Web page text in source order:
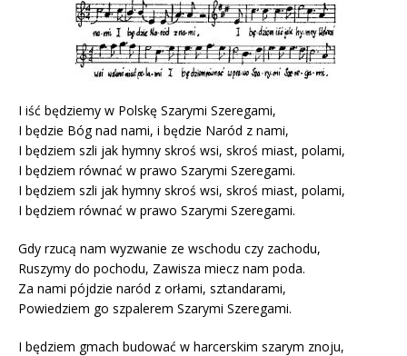
I iść będziemy w Polskę Szarymi Szeregami,
I będzie Bóg nad nami, i będzie Naród z nami,
I będziem szli jak hymny skroś wsi, skroś miast, polami,
I będziem równać w prawo Szarymi Szeregami.
I będziem szli jak hymny skroś wsi, skroś miast, polami,
I będziem równać w prawo Szarymi Szeregami.
Gdy rzucą nam wyzwanie ze wschodu czy zachodu,
Ruszymy do pochodu, Zawisza miecz nam poda.
Za nami pójdzie naród z orłami, sztandarami,
Powiedziem go szpalerem Szarymi Szeregami.
I będziem gmach budować w harcerskim szarym znoju,